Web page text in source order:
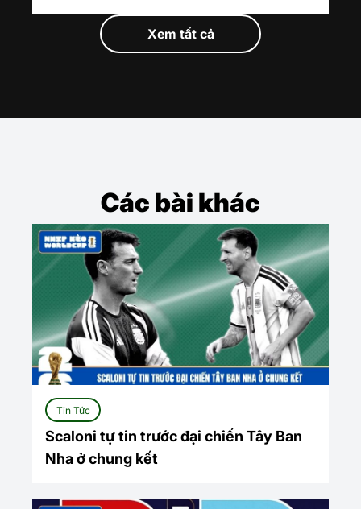
Xem tất cả
Các bài khác
Tin Tức
Scaloni tự tin trước đại chiến Tây Ban
Nha ở chung kết